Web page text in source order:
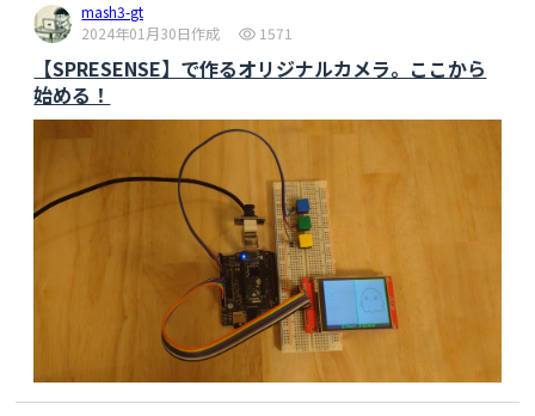
mash3-gt
2024年01月30日作成
1571
【SPRESENSE】で作るオリジナルカメラ。ここから
始める！